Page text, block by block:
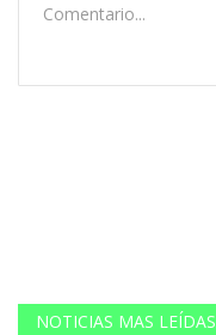
NOTICIAS MAS LEÍDAS